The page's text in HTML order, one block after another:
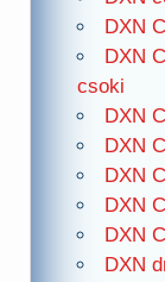
DXN
DXN
csoki
DXN
DXN
DXN
DXN
DXN
DXN